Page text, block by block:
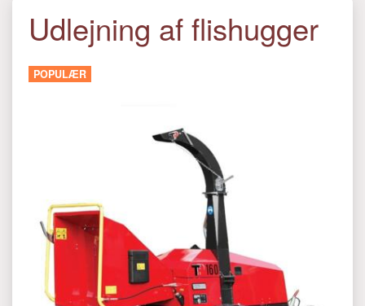
Udlejning af flishugger
POPULÆR